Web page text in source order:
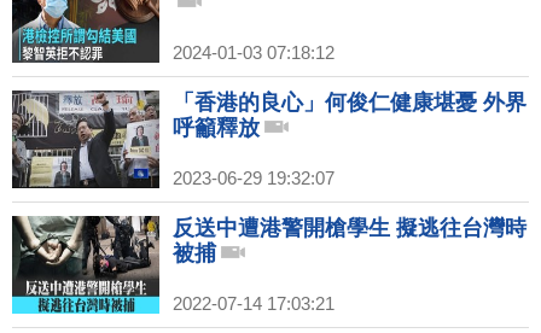
2024-01-03 07:18:12
「香港的良心」何俊仁健康堪憂 外界
呼籲釋放
2023-06-29 19:32:07
反送中遭港警開槍學生 擬逃往台灣時
被捕
2022-07-14 17:03:21